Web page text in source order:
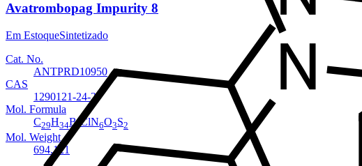
Avatrombopag Impurity 8
Em EstoqueSintetizado
Cat. No.
ANTPRD10950
CAS
1290121-24-2
Mol. Formula
C29H34BrClN6O3S2
Mol. Weight
694.121